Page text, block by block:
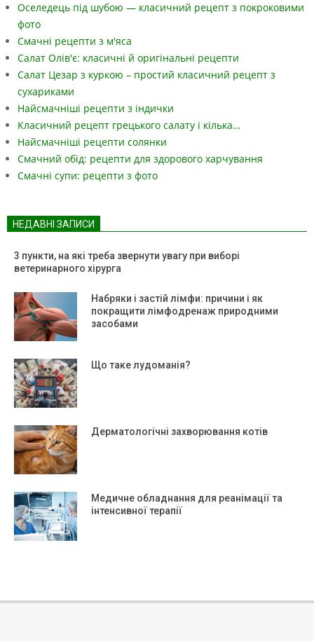
Оселедець під шубою — класичний рецепт з покроковими
фото
Смачні рецепти з м'яса
Салат Олів'є: класичні й оригінальні рецепти
Салат Цезар з куркою – простий класичний рецепт з
сухариками
Найсмачніші рецепти з індички
Класичний рецепт грецького салату і кілька…
Найсмачніші рецепти солянки
Смачний обід: рецепти для здорового харчування
Смачні супи: рецепти з фото
НЕДАВНІ ЗАПИСИ
3 пункти, на які треба звернути увагу при виборі
ветеринарного хірурга
Набряки і застій лімфи: причини і як
покращити лімфодренаж природними
засобами
Що таке лудоманія?
Дерматологічні захворювання котів
Медичне обладнання для реанімації та
інтенсивної терапії